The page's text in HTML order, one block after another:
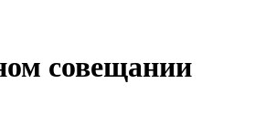
совещании